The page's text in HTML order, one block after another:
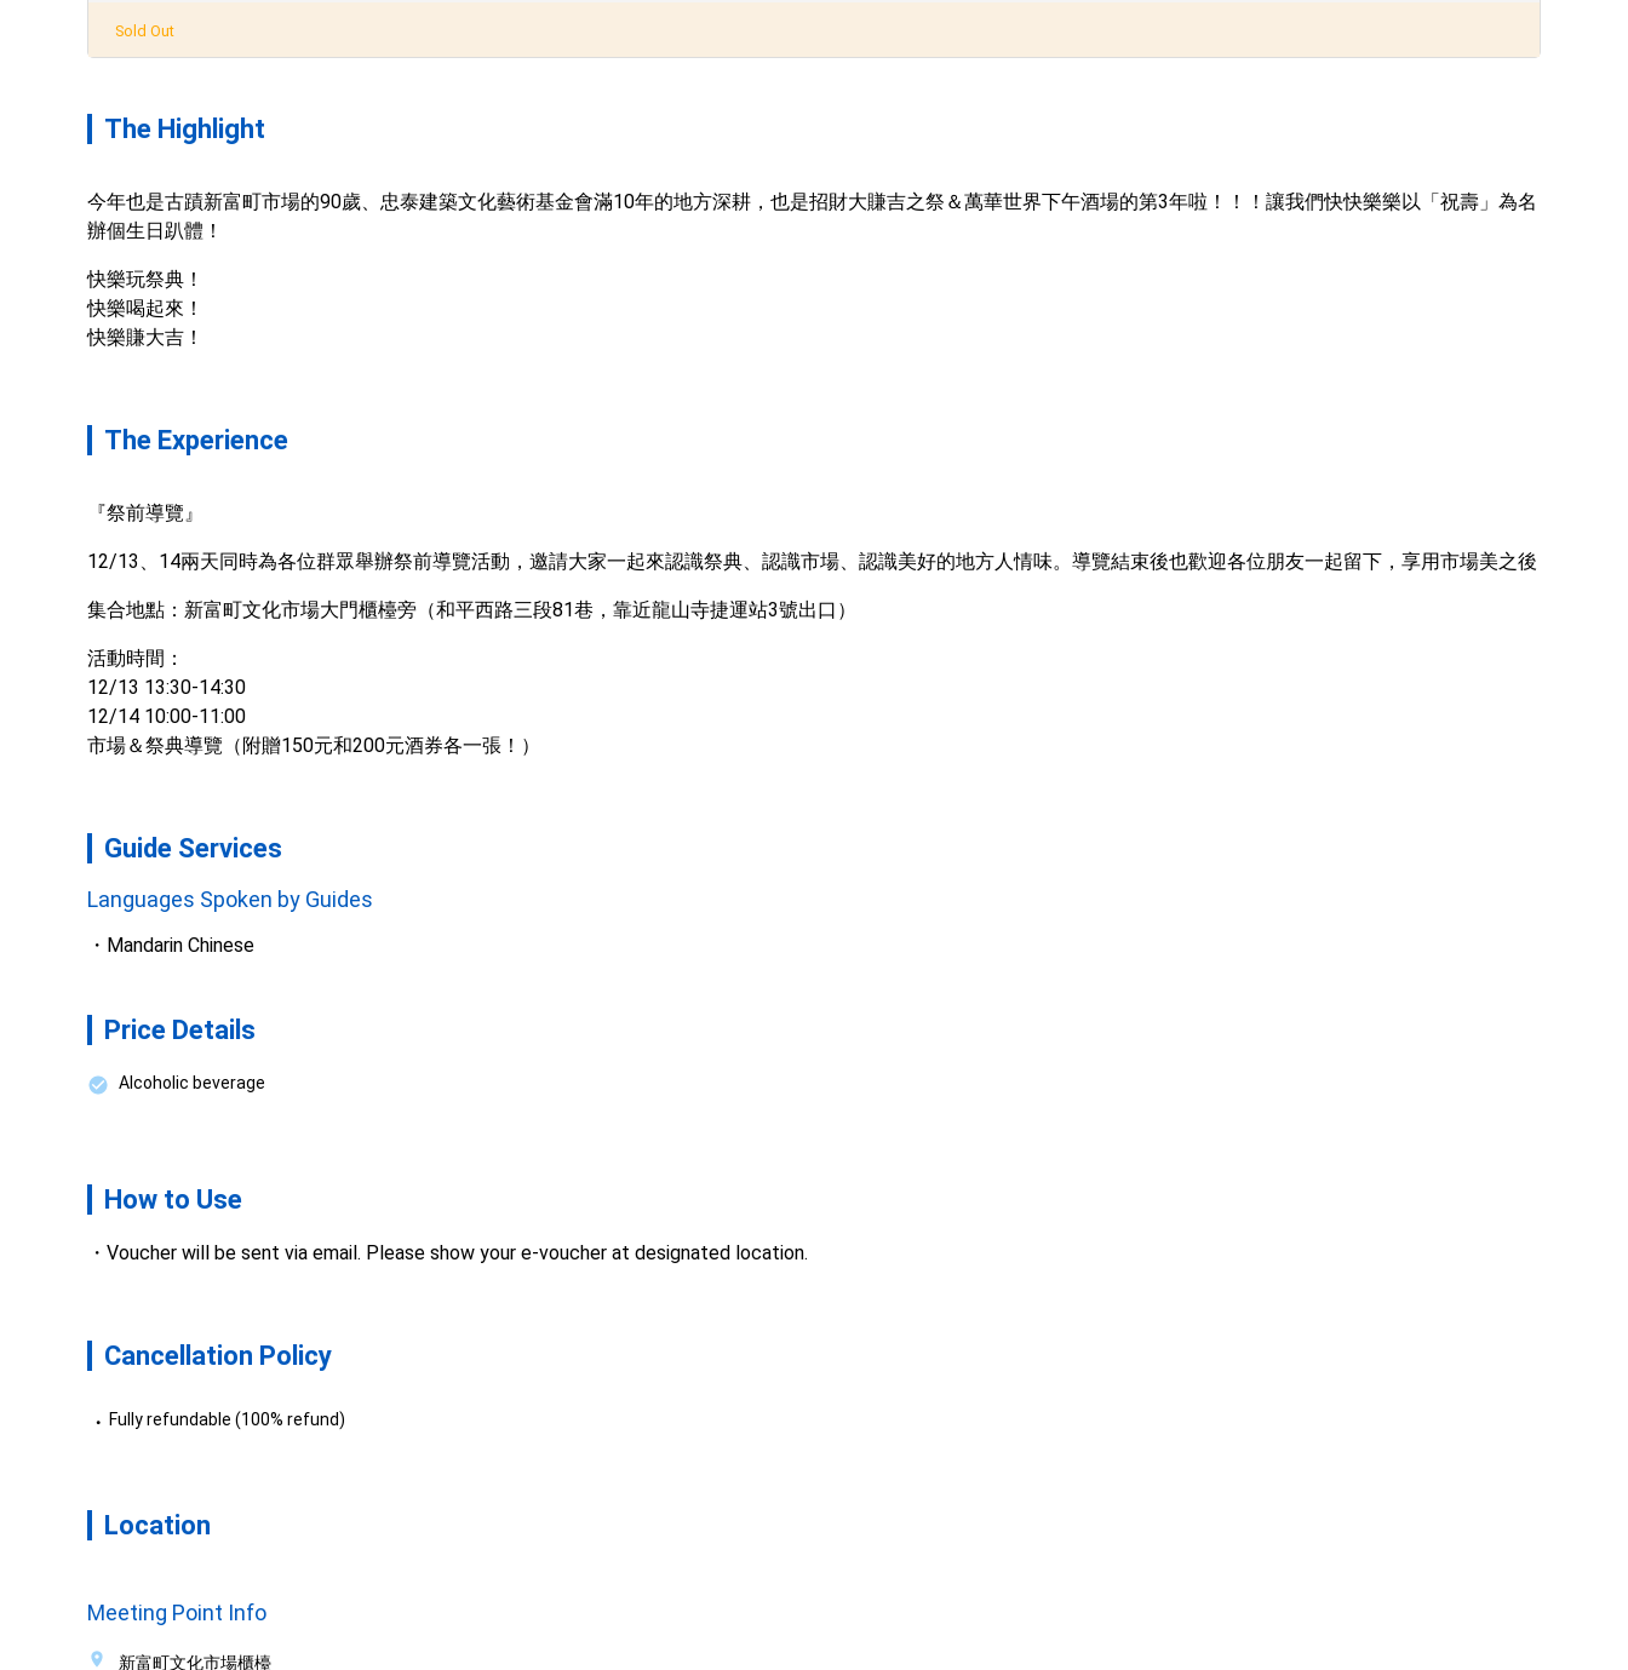
Sold Out
The Highlight
今年也是古蹟新富町市場的90歲、忠泰建築文化藝術基金會滿10年的地方深耕，也是招財大賺吉之祭＆萬華世界下午酒場的第3年啦！！！讓我們快快樂樂以「祝壽」為名
辦個生日趴體！
快樂玩祭典！
快樂喝起來！
快樂賺大吉！
The Experience
『祭前導覽』
12/13、14兩天同時為各位群眾舉辦祭前導覽活動，邀請大家一起來認識祭典、認識市場、認識美好的地方人情味。導覽結束後也歡迎各位朋友一起留下，享用市場美之後
集合地點：新富町文化市場大門櫃檯旁（和平西路三段81巷，靠近龍山寺捷運站3號出口）
活動時間：
12/13 13:30-14:30
12/14 10:00-11:00
市場＆祭典導覽（附贈150元和200元酒券各一張！）
Guide Services
Languages Spoken by Guides
Mandarin Chinese
Price Details
Alcoholic beverage
How to Use
Voucher will be sent via email. Please show your e-voucher at designated location.
Cancellation Policy
Fully refundable (100% refund)
Location
Meeting Point Info
新富町文化市場櫃檯